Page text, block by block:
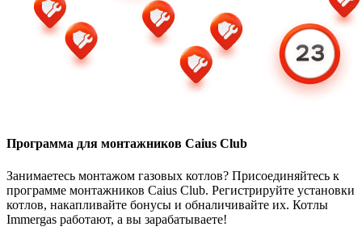
Программа для монтажников Caius Club
Занимаетесь монтажом газовых котлов? Присоединяйтесь к
программе монтажников Caius Club. Регистрируйте установки
котлов, накапливайте бонусы и обналичивайте их. Котлы
Immergas работают, а вы зарабатываете!